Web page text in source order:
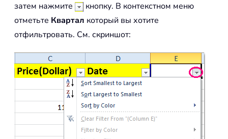
затем нажмите
кнопку. В контекстном меню
отметьте Квартал который вы хотите
отфильтровать. См. скриншот: